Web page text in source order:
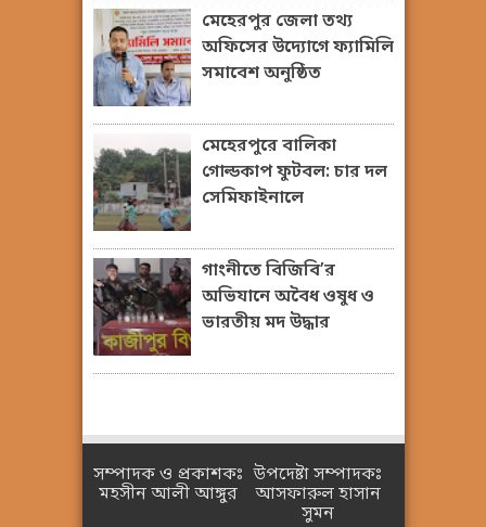
মেহেরপুর জেলা তথ্য
অফিসের উদ্যোগে ফ্যামিলি
সমাবেশ অনুষ্ঠিত
মেহেরপুরে বালিকা
গোল্ডকাপ ফুটবল: চার দল
সেমিফাইনালে
গাংনীতে বিজিবি’র
অভিযানে অবৈধ ওষুধ ও
ভারতীয় মদ উদ্ধার
সম্পাদক ও প্রকাশকঃ
মহসীন আলী আঙ্গুর
উপদেষ্টা সম্পাদকঃ
আসফারুল হাসান
সুমন